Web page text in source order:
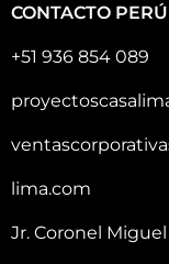
CONTACTO PERÚ
+51 936 854 089
lima.com
Jr. Coronel